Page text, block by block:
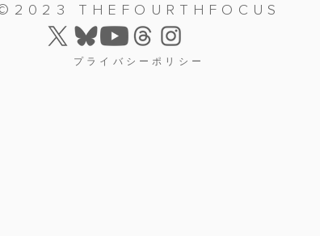
THEFOURTHFOCUS
プライバシーポリシー